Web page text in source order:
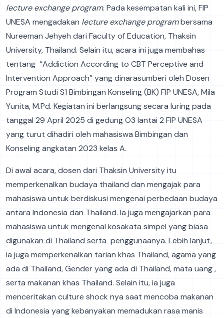
lecture exchange program. Pada kesempatan kali ini, FIP
UNESA mengadakan lecture exchange programbersama
Nureeman Jehyeh dari Faculty of Education, Thaksin
University, Thailand. Selain itu, acara ini juga membahas
tentang “Addiction According to CBT Perceptive and
Intervention Approach” yang dinarasumberi oleh Dosen
Program Studi S1 Bimbingan Konseling (BK) FIP UNESA, Mila
Yunita, M.Pd. Kegiatan ini berlangsung secara luring pada
tanggal 29 April 2025 di gedung O3 lantai 2 FIP UNESA
yang turut dihadiri oleh mahasiswa Bimbingan dan
Konseling angkatan 2023 kelas A.
Di awal acara, dosen dari Thaksin University itu
memperkenalkan budaya thailand dan mengajak para
mahasiswa untuk berdiskusi mengenai perbedaan budaya
antara Indonesia dan Thailand. Ia juga mengajarkan para
mahasiswa untuk mengenal kosakata simpel yang biasa
digunakan di Thailand serta penggunaanya. Lebih lanjut,
ia juga memperkenalkan tarian khas Thailand, agama yang
ada di Thailand, Gender yang ada di Thailand, mata uang ,
serta makanan khas Thailand. Selain itu, ia juga
menceritakan culture shock nya saat mencoba makanan
di Indonesia yang kebanyakan memadukan rasa manis